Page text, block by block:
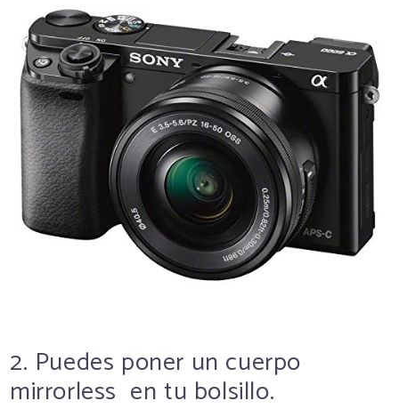
2. Puedes poner un cuerpo
mirrorless en tu bolsillo.